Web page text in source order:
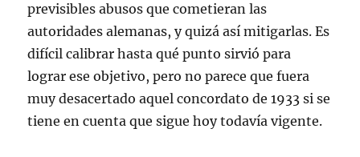
previsibles abusos que cometieran las
autoridades alemanas, y quizá así mitigarlas. Es
difícil calibrar hasta qué punto sirvió para
lograr ese objetivo, pero no parece que fuera
muy desacertado aquel concordato de 1933 si se
tiene en cuenta que sigue hoy todavía vigente.